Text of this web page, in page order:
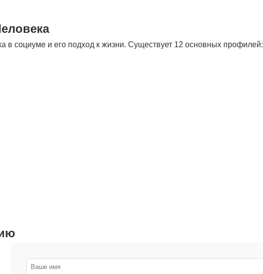
в социуме и его подход к жизни. Существует 12 основных профилей: